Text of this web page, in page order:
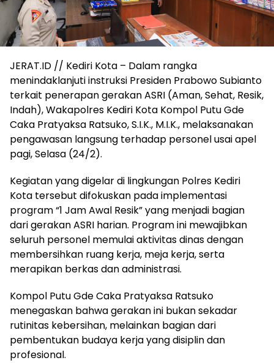
JERAT.ID // Kediri Kota – Dalam rangka
menindaklanjuti instruksi Presiden Prabowo Subianto
terkait penerapan gerakan ASRI (Aman, Sehat, Resik,
Indah), Wakapolres Kediri Kota Kompol Putu Gde
Caka Pratyaksa Ratsuko, S.I.K., M.I.K., melaksanakan
pengawasan langsung terhadap personel usai apel
pagi, Selasa (24/2).
Kegiatan yang digelar di lingkungan Polres Kediri
Kota tersebut difokuskan pada implementasi
program “1 Jam Awal Resik” yang menjadi bagian
dari gerakan ASRI harian. Program ini mewajibkan
seluruh personel memulai aktivitas dinas dengan
membersihkan ruang kerja, meja kerja, serta
merapikan berkas dan administrasi.
Kompol Putu Gde Caka Pratyaksa Ratsuko
menegaskan bahwa gerakan ini bukan sekadar
rutinitas kebersihan, melainkan bagian dari
pembentukan budaya kerja yang disiplin dan
profesional.